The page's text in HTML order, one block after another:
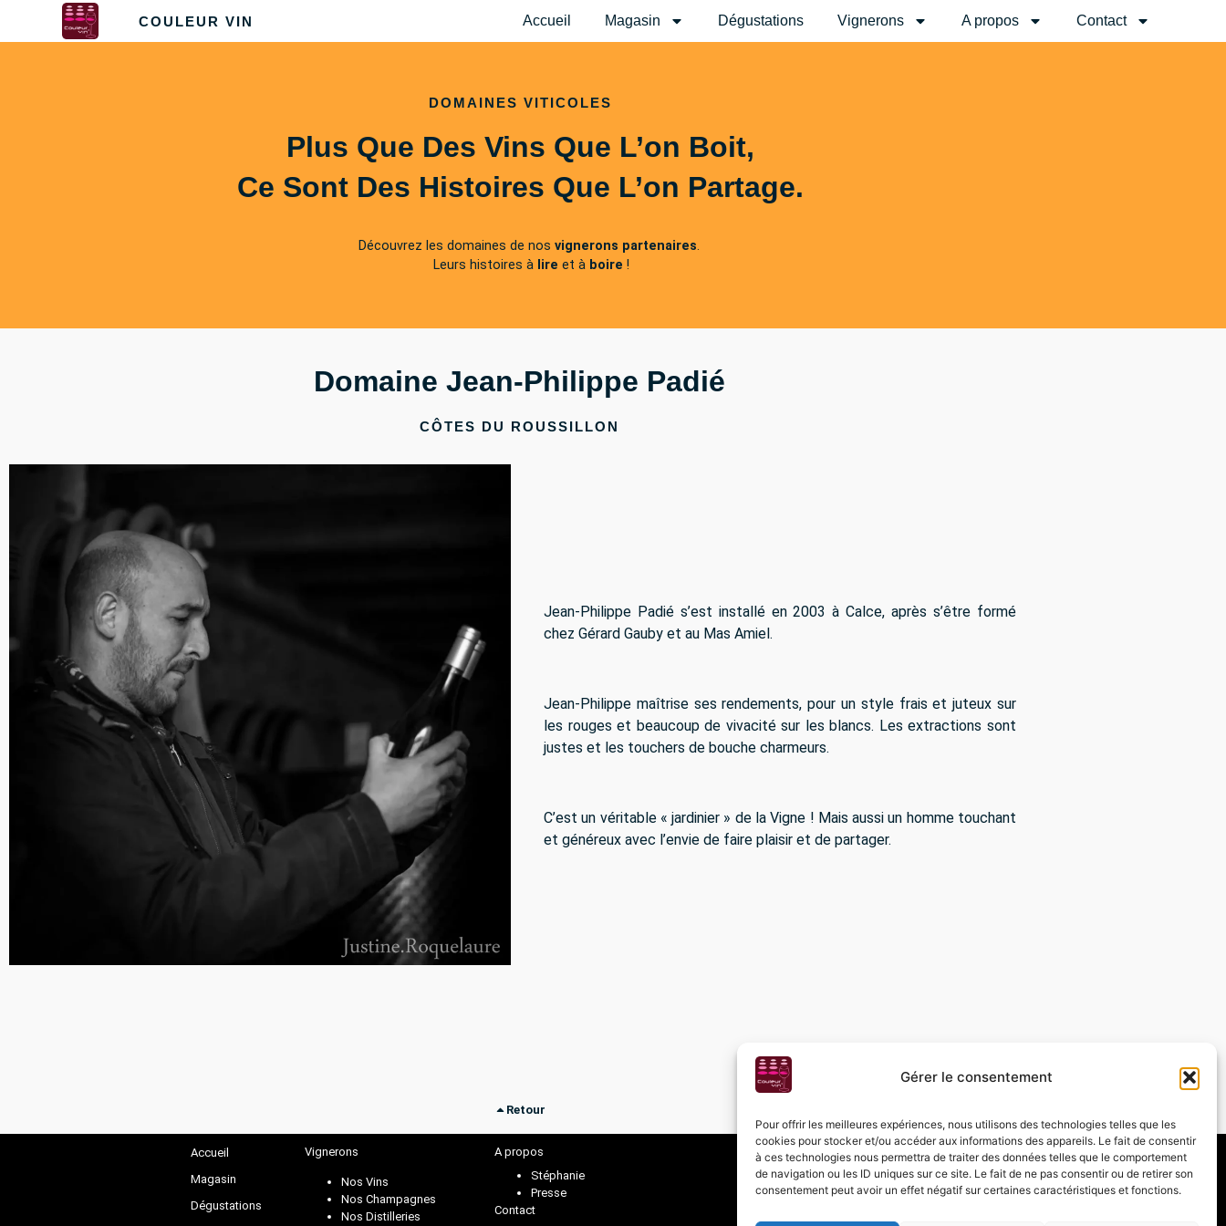
Gérer le consentement
Pour offrir les meilleures expériences, nous utilisons des technologies telles que les
cookies pour stocker et/ou accéder aux informations des appareils. Le fait de consentir
à ces technologies nous permettra de traiter des données telles que le comportement
de navigation ou les ID uniques sur ce site. Le fait de ne pas consentir ou de retirer son
consentement peut avoir un effet négatif sur certaines caractéristiques et fonctions.
COULEUR VIN Accueil Magasin Dégustations Vignerons A propos Contact
DOMAINES VITICOLES
Plus Que Des Vins Que L’on Boit,
Ce Sont Des Histoires Que L’on Partage.
Découvrez les domaines de nosvignerons partenaires.
Leurs histoires à lire et à boire !
Domaine Jean-Philippe Padié
CÔTES DU ROUSSILLON
Jean-Philippe Padié s’est installé en 2003 à Calce, après s’être formé
chez Gérard Gauby et au Mas Amiel.
Jean-Philippe maîtrise ses rendements, pour un style frais et juteux sur
les rouges et beaucoup de vivacité sur les blancs. Les extractions sont
justes et les touchers de bouche charmeurs.
C’est un véritable « jardinier » de la Vigne ! Mais aussi un homme touchant
et généreux avec l’envie de faire plaisir et de partager.
Domaine de Pintray
Retour
Accueil
Magasin
Dégustations
Vignerons
Nos Vins
Nos Champagnes
Nos Distilleries
A propos
Stéphanie
Presse
Contact